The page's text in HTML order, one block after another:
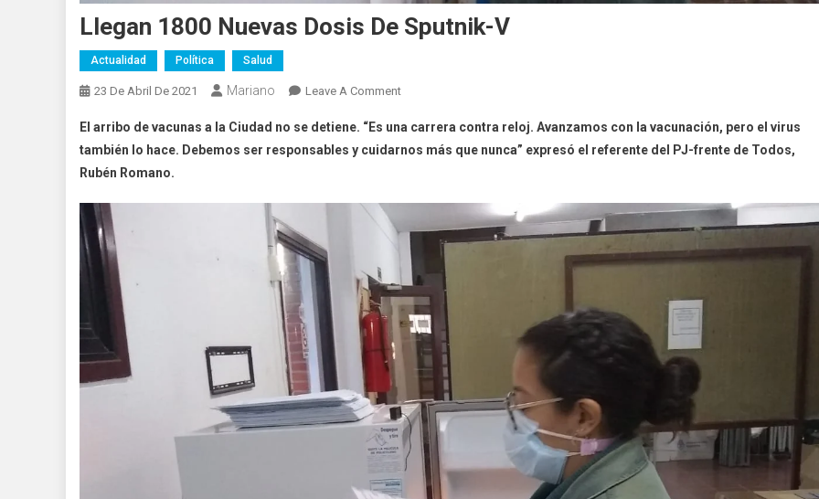
Llegan 1800 Nuevas Dosis De Sputnik-V
Actualidad Política Salud
23 De Abril De 2021 Mariano Leave A CommentOn
1800
Nuevas
El arribo de vacunas a la Ciudad no se detiene. “Es una carrera contra reloj. Avanzamos con la vacunación, pero el virus
también lo hace. Debemos ser responsables y cuidarnos más que nunca” expresó el referente del PJ-frente de Todos,
Rubén Romano.